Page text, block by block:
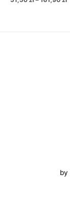
by